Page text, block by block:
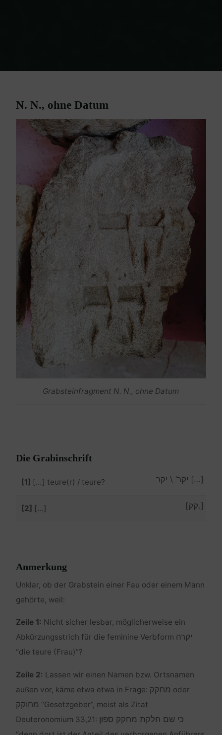
N. N., ohne Datum
Grabsteinfragment N. N., ohne Datum
Die Grabinschrift
[1] […] teure(r) / teure? […] יקר’ \ יקר
[2] […] [.קק]
Anmerkung
Unklar, ob der Grabstein einer Fau oder einem Mann
gehörte, weil:
Zeile 1: Nicht sicher lesbar, möglicherweise ein
Abkürzungsstrich für die feminine Verbform יקרה
“die teure (Frau)”?
Zeile 2: Lassen wir einen Namen bzw. Ortsnamen
außen vor, käme etwa etwa in Frage: מחקק oder
מחוקק “Gesetzgeber”, meist als Zitat
Deuteronomium 33,21: כי שם חלקת מחקק ספון